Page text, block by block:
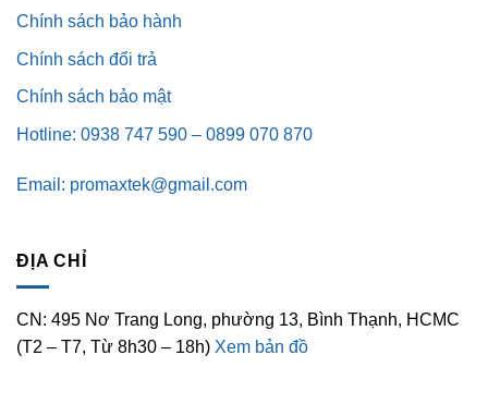
Chính sách bảo hành
Chính sách đổi trả
Chính sách bảo mật
Hotline: 0938 747 590 – 0899 070 870
Email: promaxtek@gmail.com
ĐỊA CHỈ
CN: 495 Nơ Trang Long, phường 13, Bình Thạnh, HCMC
(T2 – T7, Từ 8h30 – 18h) Xem bản đồ